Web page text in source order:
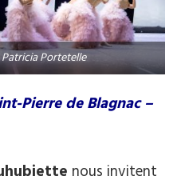
Portetelle
Pierre de Blagnac –
nous invitent